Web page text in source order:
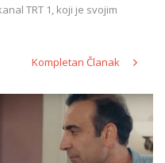
TRT 1, koji je svojim
Kompletan Članak